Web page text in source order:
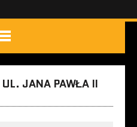
JANA PAWŁA II